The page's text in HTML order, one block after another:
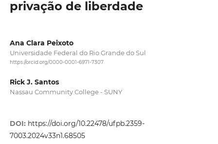
privação de liberdade
Ana Clara Peixoto
Universidade Federal do Rio Grande do Sul
https://orcid.org/0000-0001-6971-7307
Rick J. Santos
Nassau Community College - SUNY
DOI: https://doi.org/10.22478/ufpb.2359-
7003.2024v33n1.68505